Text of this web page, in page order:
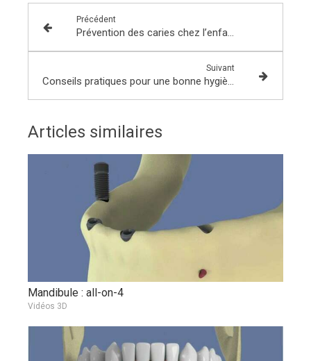
Précédent
Prévention des caries chez l’enfant : le scellement des sillons
Suivant
Conseils pratiques pour une bonne hygiène bucco-dentaire avec un appareil
Articles similaires
Mandibule : all-on-4
Vidéos 3D